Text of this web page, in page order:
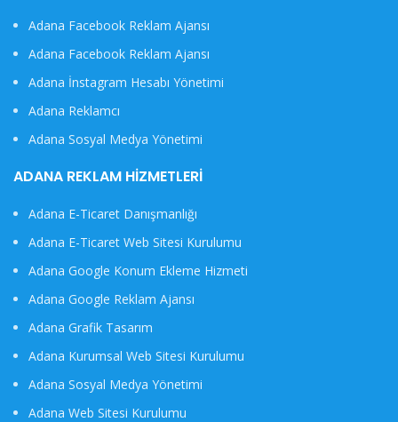
Adana Facebook Reklam Ajansı
Adana Facebook Reklam Ajansı
Adana İnstagram Hesabı Yönetimi
Adana Reklamcı
Adana Sosyal Medya Yönetimi
ADANA REKLAM HIZMETLERI
Adana E-Ticaret Danışmanlığı
Adana E-Ticaret Web Sitesi Kurulumu
Adana Google Konum Ekleme Hizmeti
Adana Google Reklam Ajansı
Adana Grafik Tasarım
Adana Kurumsal Web Sitesi Kurulumu
Adana Sosyal Medya Yönetimi
Adana Web Sitesi Kurulumu